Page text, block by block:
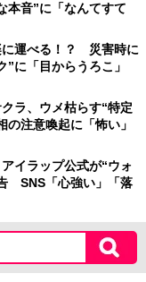
音”に「なんてすて
に運べる！？ 災害時に
に「目からうろこ」
ラ、ウメ枯らす“特定
注意喚起に「怖い」
イラップ公式が“ウォ
SNS「心強い」「落